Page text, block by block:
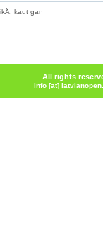
kaut gan
All rights
info [at]